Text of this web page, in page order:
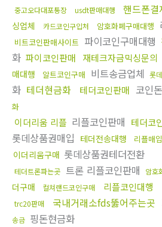
중고오다대포통장
usdt판매대행 핸드폰결
싱업체
카드코인구입처 암호화폐구매대행
비트코인판매사이트 파이코인구매대행
화 파이코인판매 재테크자금믹싱문의
매대행
알트코인구매 비트송금업체 롯
화 테더현금화 테더코인판매 코인
화
이더리움 리플 리플코인판매 테더코
롯데상품권매입 테더전송대행 리플매입
이더리움구매 롯데상품권테더전환
테더트론파는곳 트론 리플코인판매 암호
더구매
컬쳐랜드코인구매 리플코인대행
trc20판매 국내거래소fds뚫어주는곳
송금 핑돈현금화